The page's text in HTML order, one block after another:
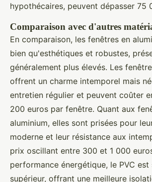
hypothécaires, peuvent dépasser 75
Comparaison avec d'autres
En comparaison, les fenêtres en
bien qu'esthétiques et robustes,
généralement plus élevés. Les
offrent un charme intemporel mais
entretien régulier et peuvent coûter
200 euros par fenêtre. Quant aux
aluminium, elles sont prisées pour
moderne et leur résistance aux
prix oscillant entre 300 et 1 000
performance énergétique, le PVC est
supérieur, offrant une meilleure